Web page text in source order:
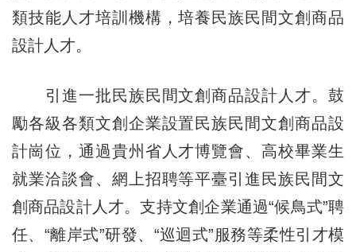
類技能人才培訓機構，培養民族民間文創商品
設計人才。
引進一批民族民間文創商品設計人才。鼓
勵各級各類文創企業設置民族民間文創商品設
計崗位，通過貴州省人才博覽會、高校畢業生
就業洽談會、網上招聘等平臺引進民族民間文
創商品設計人才。支持文創企業通過“候鳥式”聘
任、“離岸式”研發、“巡迴式”服務等柔性引才模